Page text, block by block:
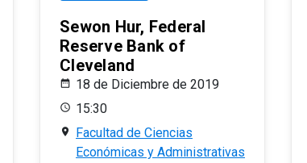
Sewon Hur, Federal
Reserve Bank of
Cleveland
18 de Diciembre de 2019
15:30
Facultad de Ciencias
Económicas y Administrativas